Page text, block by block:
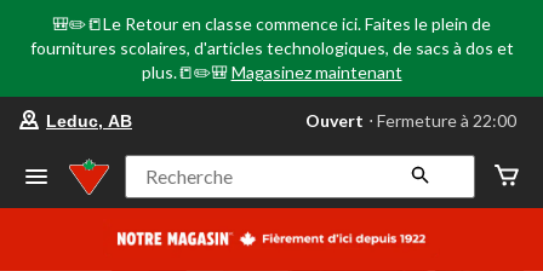
🎒✏️📒Le Retour en classe commence ici. Faites le plein de
fournitures scolaires, d'articles technologiques, de sacs à dos et
plus.📒✏️🎒 Magasinez maintenant
votre
préféré
Leduc,
AB,
courament
Leduc, AB Ouvert ⋅ Fermeture à 22:00
Recherche